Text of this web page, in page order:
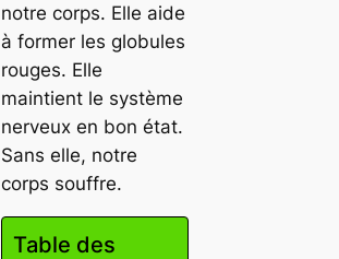
notre corps. Elle aide
à former les globules
rouges. Elle
maintient le système
nerveux en bon état.
Sans elle, notre
corps souffre.
Table des